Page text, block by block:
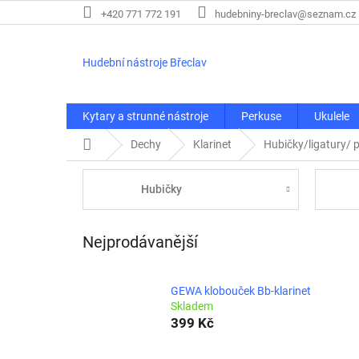
na
+420 771 772 191 hudebniny-breclav@seznam.cz
Hudební nástroje Břeclav
Kytary a strunné nástroje Perkuse Ukulele
Domů Dechy Klarinet Hubičky/ligatury/
Hubičky
Nejprodávanější
GEWA klobouček Bb-klarinet
Skladem
399 Kč